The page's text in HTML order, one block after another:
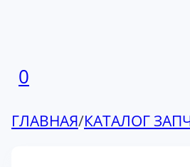
0
ГЛАВНАЯ/КАТАЛОГ